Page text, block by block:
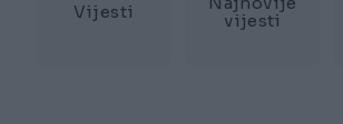
Vijesti
vijesti